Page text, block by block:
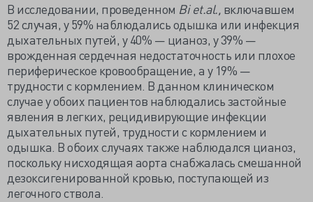
В исследовании, проведенном Biet.al., включавшем
52 случая, у 59% наблюдались одышка или инфекция
дыхательных путей, у 40% — цианоз, у 39% —
врожденная сердечная недостаточность или плохое
периферическое кровообращение, а у 19% —
трудности с кормлением. В данном клиническом
случае у обоих пациентов наблюдались застойные
явления в легких, рецидивирующие инфекции
дыхательных путей, трудности с кормлением и
одышка. В обоих случаях также наблюдался цианоз,
поскольку нисходящая аорта снабжалась смешанной
дезоксигенированной кровью, поступающей из
легочного ствола.